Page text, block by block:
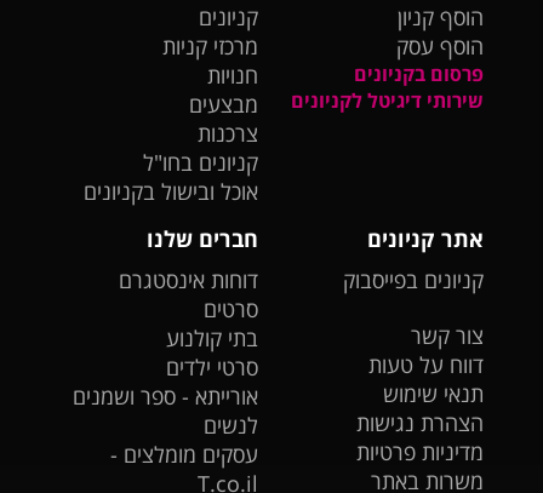
הוסף קניון
הוסף עסק
פרסום בקניונים
שירותי דיגיטל לקניונים
קניונים
מרכזי קניות
חנויות
מבצעים
צרכנות
קניונים בחו"ל
אוכל ובישול בקניונים
אתר קניונים
קניונים בפייסבוק
צור קשר
דווח על טעות
תנאי שימוש
הצהרת נגישות
מדיניות פרטיות
משרות באתר
חברים שלנו
דוחות אינסטגרם
סרטים
בתי קולנוע
סרטי ילדים
אורייתא - ספר ושמנים
לנשים
עסקים מומלצים -
T.co.il